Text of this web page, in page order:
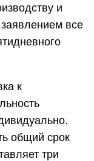
и
все
к
общий срок
три